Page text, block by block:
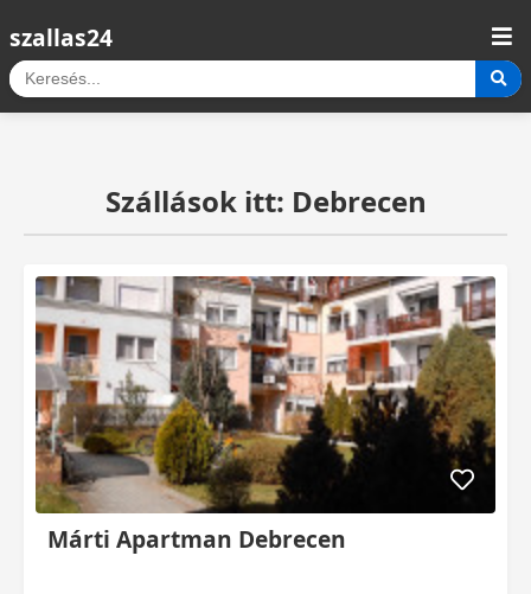
szallas24
Szállások itt: Debrecen
Márti Apartman Debrecen